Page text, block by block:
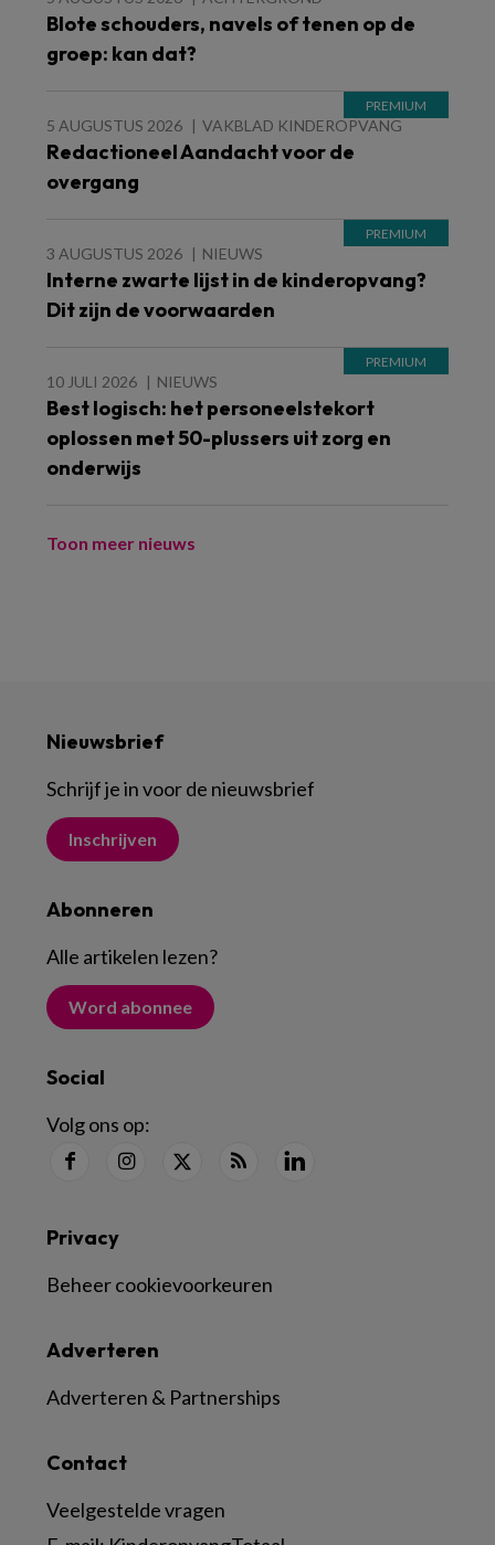
Blote schouders, navels of tenen op de
groep: kan dat?
5 AUGUSTUS 2026 VAKBLAD KINDEROPVANG
Redactioneel Aandacht voor de
overgang
3 AUGUSTUS 2026 NIEUWS
Interne zwarte lijst in de kinderopvang?
Dit zijn de voorwaarden
10 JULI 2026 NIEUWS
Best logisch: het personeelstekort
oplossen met 50-plussers uit zorg en
onderwijs
Toon meer nieuws
Nieuwsbrief
Schrijf je in voor de nieuwsbrief
Inschrijven
Abonneren
Alle artikelen lezen?
Word abonnee
Social
Volg ons op:
Contact
Veelgestelde vragen
Adverteren
Adverteren & Partnerships
Privacy
Beheer cookievoorkeuren